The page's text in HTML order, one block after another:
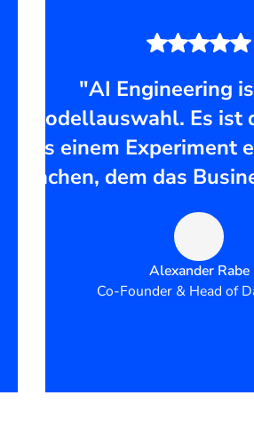
"AI Engineering
Modellauswahl. Es ist
aus einem Experiment
machen, dem das
Alexander Rabe
Co-Founder & Head of